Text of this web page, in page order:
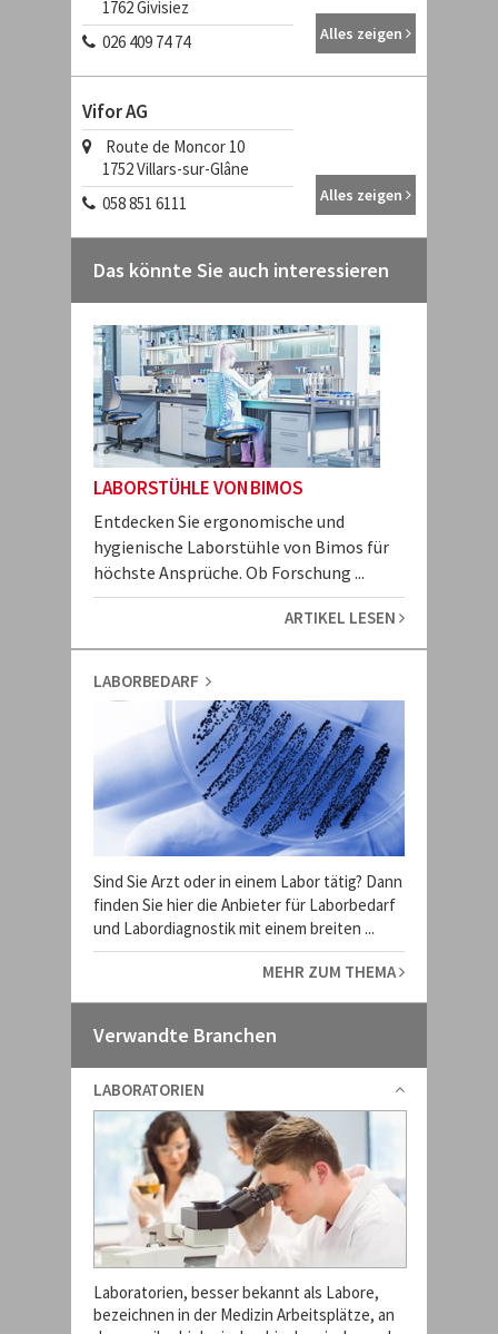
1762Givisiez
026 409 74 74
Alles zeigen
Vifor AG
Route de Moncor 10
1752Villars-sur-Glâne
058 851 6111
Alles zeigen
Das könnte Sie auch interessieren
LABORSTÜHLE VON BIMOS
Entdecken Sie ergonomische und
hygienische Laborstühle von Bimos für
höchste Ansprüche. Ob Forschung ...
ARTIKEL LESEN
LABORBEDARF
Sind Sie Arzt oder in einem Labor tätig? Dann
finden Sie hier die Anbieter für Laborbedarf
und Labordiagnostik mit einem breiten ...
MEHR ZUM THEMA
Verwandte Branchen
LABORATORIEN
Laboratorien, besser bekannt als Labore,
bezeichnen in der Medizin Arbeitsplätze, an